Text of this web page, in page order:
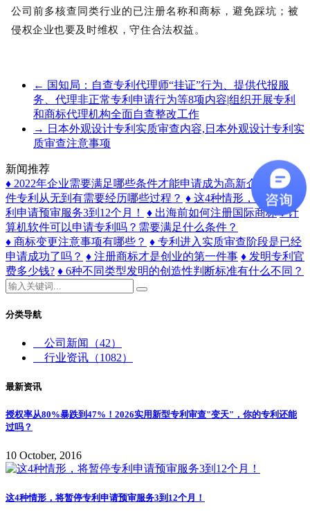
公司前多核查同类行业的已注册名称和商标，避免踩坑；被
侵权企业也要及时维权，守住合法权益。
← 国知局：自查专利代理师“挂证”行为、提供代报服
务、代理非正常专利申请行为等8项内容|组织开展专利
和商标代理机构全面自查整改工作
→ 日本外观设计专利实质审查内容,日本外观设计专利实
质审查注意事项
新闻推荐
♦ 2022年企业需要满足哪些条件才能申请成为高新企业？ ♦ 一
件专利从无到有需要经历哪些过程？ ♦ 这4种情形，将暂停专
利申请预审服务3到12个月！
♦ 出海前如何注册国际商标 ♦ 计
算机软件可以申请专利吗？需要满足什么条件？
♦ 商标变更注意事项有哪些？ ♦ 专利进入实质审查阶段是已经
申请成功了吗？ ♦ 注册商标才是创业的第一件事 ♦ 发明专利官
费多少钱? ♦ 6种不同类型发明的创造性判断标准有什么不同？
分类导航
公司新闻
（42）
行业资讯 （1082）
最新资讯
授权率从80%暴跌到47%！2026实用新型专利审查"变天"，你的专利还能
过吗？
10 October, 2016
这4种情形，将暂停专利申请预审服务3到12个月！